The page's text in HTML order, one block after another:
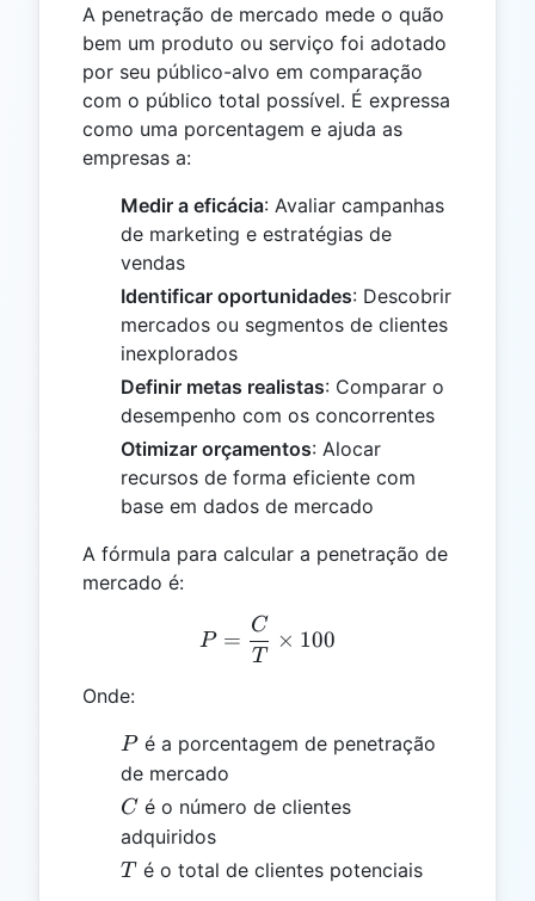
A penetração de mercado mede o quão
bem um produto ou serviço foi adotado
por seu público-alvo em comparação
com o público total possível. É expressa
como uma porcentagem e ajuda as
empresas a:
Medir a eficácia: Avaliar campanhas
de marketing e estratégias de
vendas
Identificar oportunidades: Descobrir
mercados ou segmentos de clientes
inexplorados
Definir metas realistas: Comparar o
desempenho com os concorrentes
Otimizar orçamentos: Alocar
recursos de forma eficiente com
base em dados de mercado
A fórmula para calcular a penetração de
mercado é:
P = \frac{C}{T} \times
P =
T
C
× 100
Onde:
P
Pé a porcentagem de penetração
de mercado
C
C é o número de clientes
adquiridos
T
T é o total de clientes potenciais